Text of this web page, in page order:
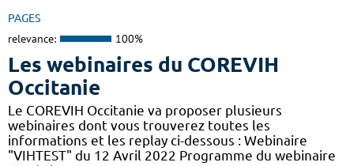
PAGES
relevance: 100%
Les webinaires du COREVIH
Occitanie
Le COREVIH Occitanie va proposer plusieurs
webinaires dont vous trouverez toutes les
informations et les replay ci-dessous : Webinaire
"VIHTEST" du 12 Avril 2022 Programme du webinaire